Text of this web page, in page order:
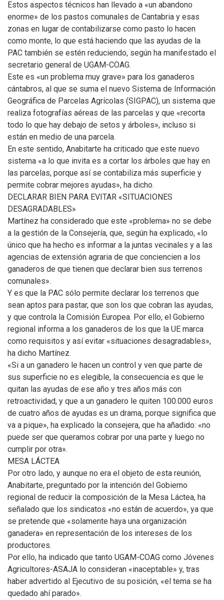
Estos aspectos técnicos han llevado a «un abandono
enorme» de los pastos comunales de Cantabria y esas
zonas en lugar de contabilizarse como pasto lo hacen
como monte, lo que está haciendo que las ayudas de la
PAC también se estén reduciendo, según ha manifestado el
secretario general de UGAM-COAG.
Este es «un problema muy grave» para los ganaderos
cántabros, al que se suma el nuevo Sistema de Información
Geográfica de Parcelas Agrícolas (SIGPAC), un sistema que
realiza fotografías aéreas de las parcelas y que «recorta
todo lo que hay debajo de setos y árboles», incluso si
están en medio de una parcela.
En este sentido, Anabitarte ha criticado que este nuevo
sistema «a lo que invita es a cortar los árboles que hay en
las parcelas, porque así se contabiliza más superficie y
permite cobrar mejores ayudas», ha dicho.
DECLARAR BIEN PARA EVITAR «SITUACIONES
DESAGRADABLES»
Martínez ha considerado que este «problema» no se debe
a la gestión de la Consejería, que, según ha explicado, «lo
único que ha hecho es informar a la juntas vecinales y a las
agencias de extensión agraria de que conciencien a los
ganaderos de que tienen que declarar bien sus terrenos
comunales».
Y es que la PAC sólo permite declarar los terrenos que
sean aptos para pastar, que son los que cobran las ayudas,
y que controla la Comisión Europea. Por ello, el Gobierno
regional informa a los ganaderos de los que la UE marca
como requisitos y así evitar «situaciones desagradables»,
ha dicho Martínez.
«Si a un ganadero le hacen un control y ven que parte de
sus superficie no es elegible, la consecuencia es que le
quitan las ayudas de ese año y tres años más con
retroactividad, y que a un ganadero le quiten 100.000 euros
de cuatro años de ayudas es un drama, porque significa que
va a pique», ha explicado la consejera, que ha añadido: «no
puede ser que queramos cobrar por una parte y luego no
cumplir por otra».
MESA LÁCTEA
Por otro lado, y aunque no era el objeto de esta reunión,
Anabitarte, preguntado por la intención del Gobierno
regional de reducir la composición de la Mesa Láctea, ha
señalado que los sindicatos «no están de acuerdo», ya que
se pretende que «solamente haya una organización
ganadera» en representación de los intereses de los
productores.
Por ello, ha indicado que tanto UGAM-COAG como Jóvenes
Agricultores-ASAJA lo consideran «inaceptable» y, tras
haber advertido al Ejecutivo de su posición, «el tema se ha
quedado ahí parado».